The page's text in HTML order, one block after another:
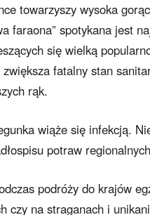
towarzyszy wysoka
faraona” spotykana jest
się wielką
fatalny stan
rąk.
wiąże się infekcją.
potraw
podróży do krajów
czy na straganach i